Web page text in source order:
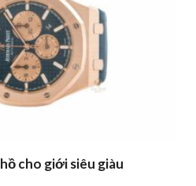
cho giới siêu giàu